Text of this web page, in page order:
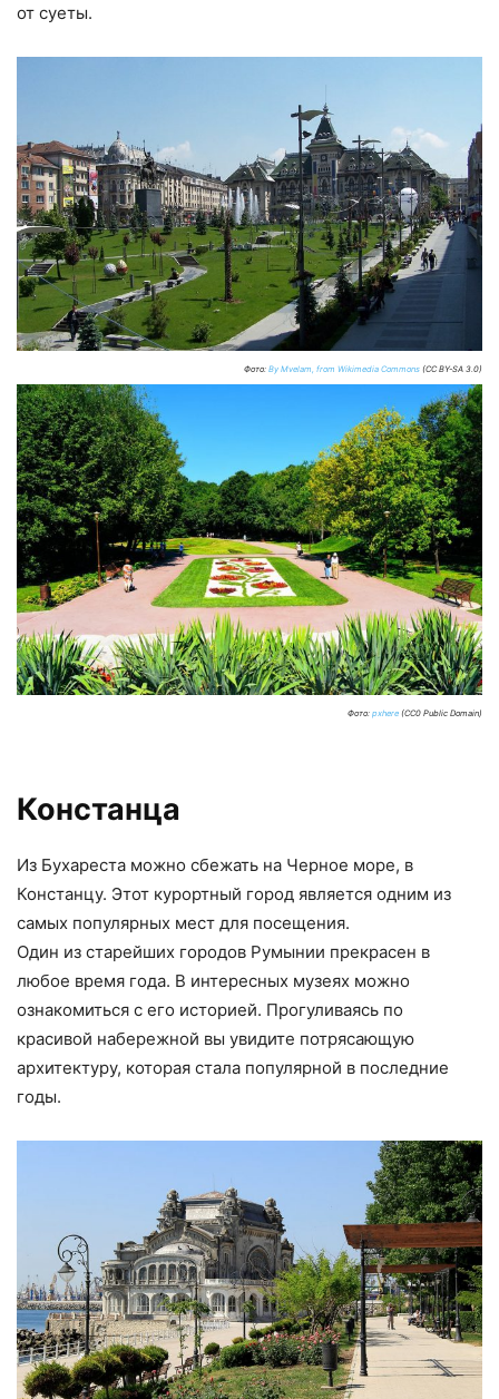
от суеты.
Фото: By Mvelam, from Wikimedia Commons (CC BY-SA 3.0)
Фото: pxhere (CC0 Public Domain)
Констанца
Из Бухареста можно сбежать на Черное море, в
Констанцу. Этот курортный город является одним из
самых популярных мест для посещения.
Один из старейших городов Румынии прекрасен в
любое время года. В интересных музеях можно
ознакомиться с его историей. Прогуливаясь по
красивой набережной вы увидите потрясающую
архитектуру, которая стала популярной в последние
годы.